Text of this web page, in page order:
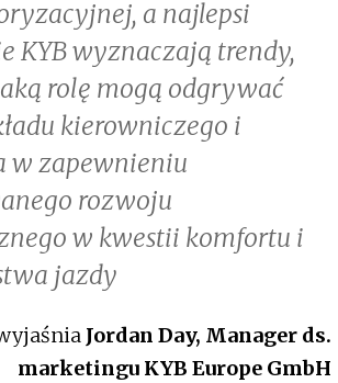
a najlepsi
KYB wyznaczają trendy,
rolę mogą odgrywać
kierowniczego i
w zapewnieniu
rozwoju
w kwestii komfortu i
jazdy
Jordan Day, Manager ds.
marketingu KYB Europe GmbH